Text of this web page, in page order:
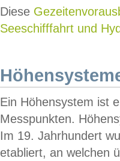
Diese
Seeschifffahrt und
Ein Höhensystem ist
Messpunkten.
Im 19. Jahrhundert
etabliert, an welchen